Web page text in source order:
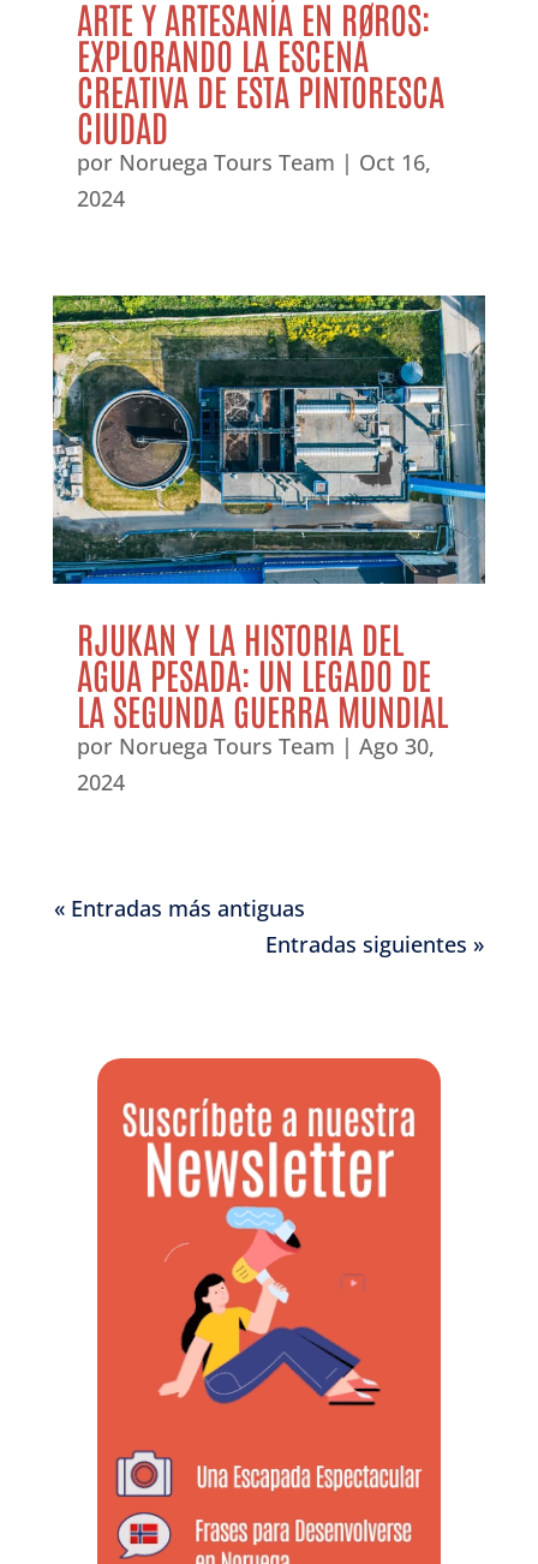
ARTE Y ARTESANÍA EN RØROS:
EXPLORANDO LA ESCENA
CREATIVA DE ESTA PINTORESCA
CIUDAD
por Noruega Tours Team | Oct 16,
2024
RJUKAN Y LA HISTORIA DEL
AGUA PESADA: UN LEGADO DE
LA SEGUNDA GUERRA MUNDIAL
por Noruega Tours Team | Ago 30,
2024
« Entradas más antiguas
Entradas siguientes »